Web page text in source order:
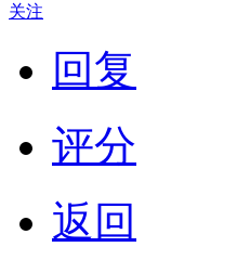
关注
回复
评分
返回